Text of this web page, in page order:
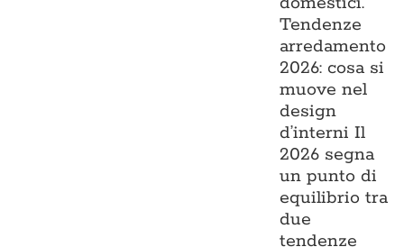
Tendenze
arredamento
2026: cosa si
muove nel
design
d’interni Il
2026 segna
un punto di
equilibrio tra
due
tendenze